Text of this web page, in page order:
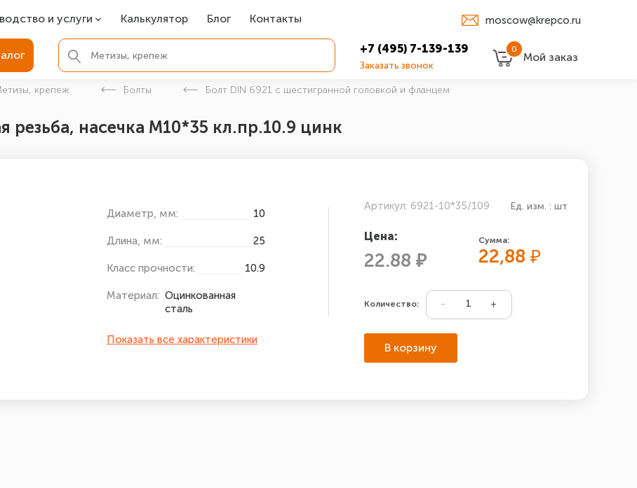
и услуги
фундамента
детали
Калькулятор Блог Контакты moscow@krepco.ru
+7 (495) 7-139-139
Заказать звонок
0
Мой заказ
крепеж Болты Болт DIN 6921 с шестигранной головкой и фланцем
резьба, насечка М10*35 кл.пр.10.9 цинк
Диаметр, мм: 10
Длина, мм: 25
Класс прочности: 10.9
Материал: Оцинкованная
сталь
Показать все характеристики
Артикул: 6921-10*35/109 Ед. изм. : шт
Цена:
22.88 ₽
Сумма:
22,88₽
Количество:
В корзину